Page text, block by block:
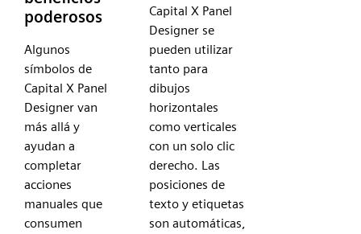
poderosos
Algunos
símbolos de
Capital X Panel
Designer van
más allá y
ayudan a
completar
acciones
manuales que
consumen
Capital X Panel
Designer se
pueden utilizar
tanto para
dibujos
horizontales
como verticales
con un solo clic
derecho. Las
posiciones de
texto y etiquetas
son automáticas,